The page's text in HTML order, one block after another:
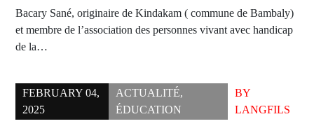
Bacary Sané, originaire de Kindakam ( commune de Bambaly)
et membre de l’association des personnes vivant avec handicap
de la…
FEBRUARY 04,
2025
ACTUALITÉ,
ÉDUCATION
BY
LANGFILS